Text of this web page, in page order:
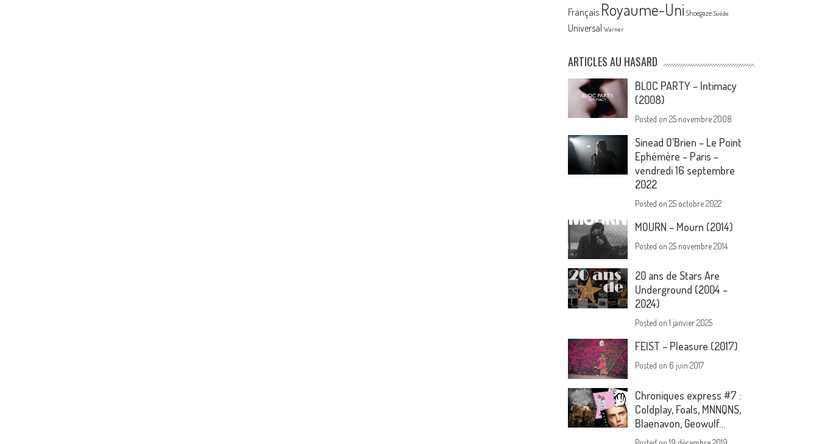
Français Royaume-Uni Shoegaze Suède
Universal Warner
ARTICLES AU HASARD
BLOC PARTY – Intimacy
(2008)
Posted on25 novembre 2008
Sinead O’Brien – Le Point
Ephémère – Paris –
vendredi 16 septembre
2022
Posted on25 octobre 2022
MOURN – Mourn (2014)
Posted on25 novembre 2014
20 ans de Stars Are
Underground (2004 –
2024)
Posted on1 janvier 2025
FEIST – Pleasure (2017)
Posted on 6 juin 2017
Chroniques express #7 :
Coldplay, Foals, MNNQNS,
Blaenavon, Geowulf…